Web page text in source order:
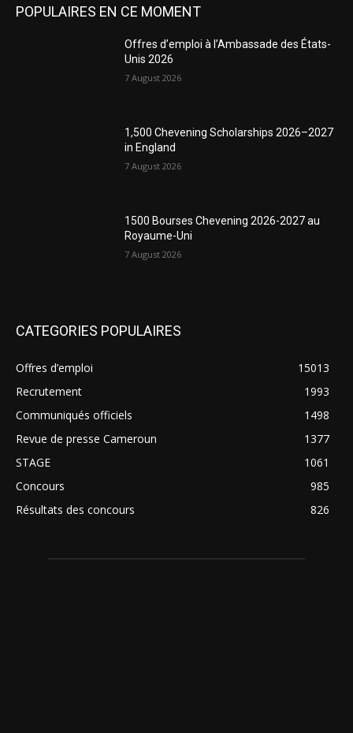
POPULAIRES EN CE MOMENT
Offres d’emploi à l’Ambassade des États-
Unis 2026
7 August 2026
1,500 Chevening Scholarships 2026–2027
in England
7 August 2026
1500 Bourses Chevening 2026-2027 au
Royaume-Uni
7 August 2026
CATEGORIES POPULAIRES
Offres d’emploi
15013
Recrutement
1993
Communiqués officiels
1498
Revue de presse Cameroun
1377
STAGE
1061
Concours
985
Résultats des concours
826